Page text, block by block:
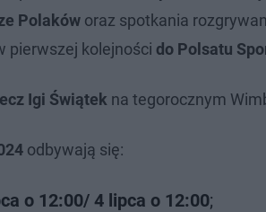
Polaków oraz spotkania
pierwszej kolejności do Polsatu
Igi Świątek na tegorocznym
odbywają się:
o 12:00/ 4 lipca o 12:00;